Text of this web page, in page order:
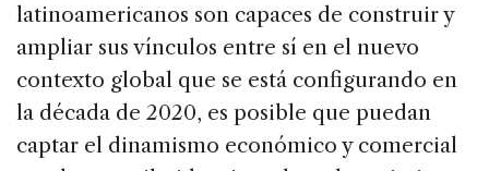
latinoamericanos son capaces de construir y
ampliar sus vínculos entre sí en el nuevo
contexto global que se está configurando en
la década de 2020, es posible que puedan
captar el dinamismo económico y comercial